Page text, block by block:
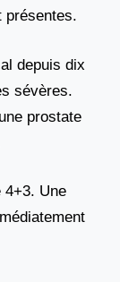
présentes.
depuis dix
sévères.
prostate
4+3. Une